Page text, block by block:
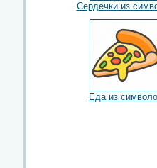
Сердечки из
Еда из